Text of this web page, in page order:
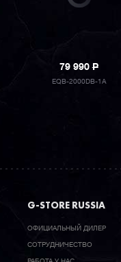
79 990P
EQB-2000DB-1A
G-STORE RUSSIA
ОФИЦИАЛЬНЫЙ ДИЛЕР
CОТРУДНИЧЕСТВО